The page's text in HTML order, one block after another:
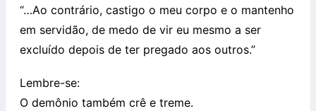
“…Ao contrário, castigo o meu corpo e o mantenho
em servidão, de medo de vir eu mesmo a ser
excluído depois de ter pregado aos outros.”
Lembre-se:
O demônio também crê e treme.